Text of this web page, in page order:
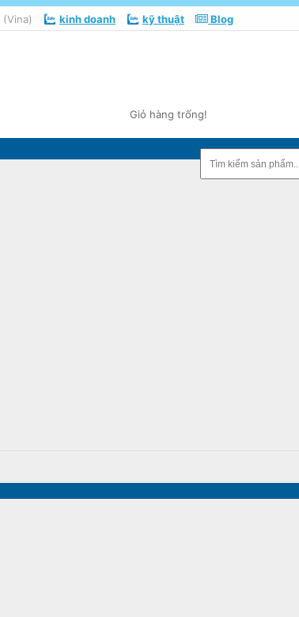
(Vina) kinh doanh kỹ thuật
Blog
Giỏ hàng trống!